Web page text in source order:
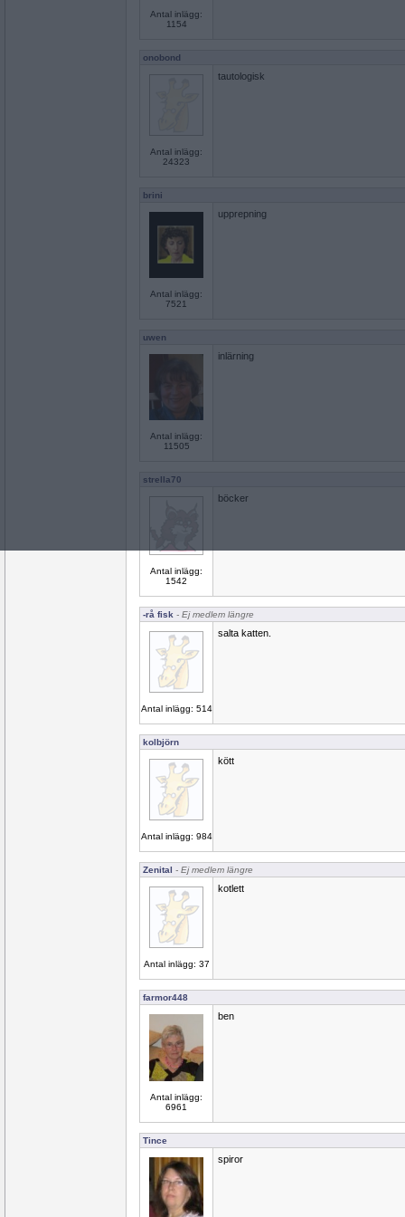
Antal inlägg:
1154
onobond
Antal inlägg:
24323
tautologisk
brini
Antal inlägg:
7521
upprepning
uwen
Antal inlägg:
11505
inlärning
strella70
Antal inlägg:
1542
böcker
-rå fisk - Ej medlem längre
Antal inlägg: 514
salta katten.
kolbjörn
Antal inlägg: 984
kött
Zenital - Ej medlem längre
Antal inlägg: 37
kotlett
farmor448
Antal inlägg:
6961
ben
Tince
spiror